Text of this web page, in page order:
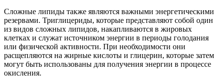
Сложные липиды также являются важными энергетическими
резервами. Триглицериды, которые представляют собой один
из видов сложных липидов, накапливаются в жировых
клетках и служат источником энергии в периоды голодания
или физической активности. При необходимости они
расщепляются на жирные кислоты и глицерин, которые затем
могут быть использованы для получения энергии в процессе
окисления.